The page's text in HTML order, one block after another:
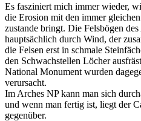
Es fasziniert mich immer wieder,
die Erosion mit den immer
zustande bringt. Die Felsbögen
hauptsächlich durch Wind, der
die Felsen erst in schmale
den Schwachstellen Löcher
National Monument wurden
verursacht.
Im Arches NP kann man sich
und wenn man fertig ist, liegt der
gegenüber.